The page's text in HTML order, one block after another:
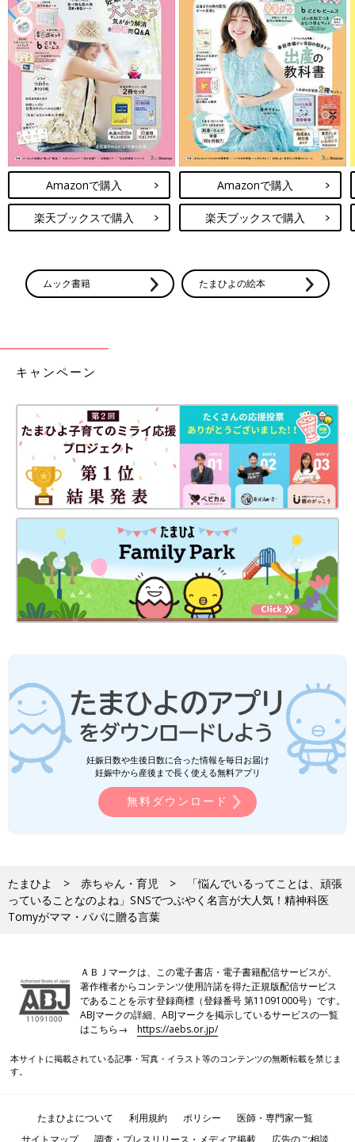
Tomy 育児中のように、長く続く小さなストレスをそのまま放
っておくと、いずれダメージが大きくなってしまうことも。大き
なストレスに目が行きがちだけど、小さなストレスこそ早めに対
処すると気持ちが楽になると思います。
ではどうやって対処するか。まずは自分がいちばん大事にしたい
ことを1個ピックアップして、それだけは時間を作ってやってみ
ることから始めてみるといいと思います。友だちと会いたいな
ら、週に1回くらいは子どもをだれかにお願いして時間を作って
みる。それだけでもリフレッシュになりますよね。
アテクシの場合は睡眠時間をとても大事にしているから、いつも
寝ると決めている時間までに仕事を全部終わらせること、何時ま
【4】皆が善しとするものがいいとは限らない。皆
が悪しとするものが悪いとは限らない。
『精神科医 Tomyが教える 1秒で悩みが吹き飛ぶ言葉』より Tomy'sVoice
Tomy 基本的にはどんなことも、まずは自分の気持ちを大事に
したほうがいいって思います。子育てのアドバイスって、本当に
ためになるアドバイスをする人と、マウンティングのためのアド
しているから、実はアドバイスじゃなくて、あんまり役に立たな
い情報。きっと聞いてるとモヤッとするはずです。その「モヤ
ッ」を目安にするといいかも。聞いていてモヤッとしたら、その
人のアドバイスは聞かなくてOK。
ドバイスだから採用する。ごくシンプルな話だと思いますよ。何
かに迷ったときは、自分自身の心をよく見ることが大事だと思い
Amazonで購入
楽天ブックスで購入
Amazonで購入
楽天ブックスで購入
ムック書籍 たまひよの絵本
キャンペーン
妊娠日数や生後日数に合った情報を毎日お届け
妊娠中から産後まで長く使える無料アプリ
無料ダウンロード
たまひよ 赤ちゃん・育児
「悩んでいるってことは、頑張
っていることなのよね」SNSでつぶやく名言が大人気！精神科医
Tomyがママ・パパに贈る言葉
ＡＢＪマークは、この電子書店・電子書籍配信サービスが、
著作権者からコンテンツ使用許諾を得た正規版配信サービス
であることを示す登録商標（登録番号 第11091000号）です。
ABJマークの詳細、ABJマークを掲示しているサービスの一覧
はこちら→https://aebs.or.jp/
本サイトに掲載されている記事・写真・イラスト等のコンテンツの無断転載を禁じま
す。
たまひよについて 利用規約 ポリシー
医師・専門家一覧